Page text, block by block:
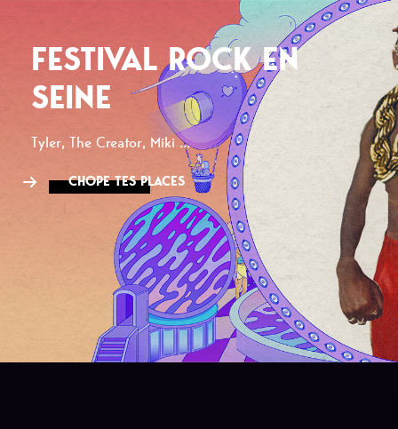
FESTIVAL ROCK EN
SEINE
Tyler, The Creator, Miki ...
CHOPE TES PLACES